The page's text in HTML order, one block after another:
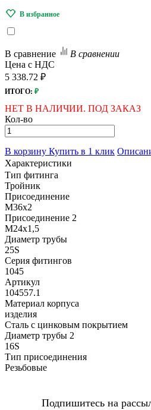
В сравнение
В сравнении
Цена с НДС
5 338.72 ₽
ИТОГО: ₽
НЕТ В НАЛИЧИИ. ПОД ЗАКАЗ
Кол-во
В корзину Купить в 1 клик
Характеристики
Тип фитинга
Тройник
Присоединение
M36х2
Присоединение 2
M24x1,5
Диаметр трубы
25S
Серия фитингов
1045
Артикул
104557.1
Материал корпуса
изделия
Сталь с цинковым покрытием
Диаметр трубы 2
16S
Тип присоединения
Резьбовые
Подпишитесь на